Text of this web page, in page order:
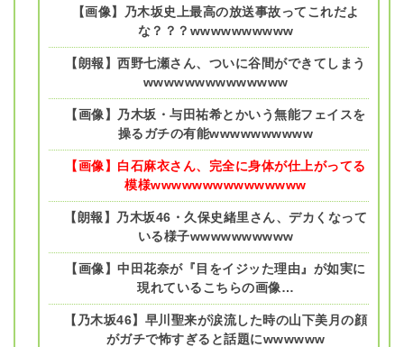
【画像】乃木坂史上最高の放送事故ってこれだよ
な？？？wwwwwwwwww
【朗報】西野七瀬さん、ついに谷間ができてしまう
wwwwwwwwwwwwww
【画像】乃木坂・与田祐希とかいう無能フェイスを
操るガチの有能wwwwwwwwww
【画像】白石麻衣さん、完全に身体が仕上がってる
模様wwwwwwwwwwwwwww
【朗報】乃木坂46・久保史緒里さん、デカくなって
いる様子wwwwwwwwww
【画像】中田花奈が『目をイジッた理由』が如実に
現れているこちらの画像…
【乃木坂46】早川聖来が涙流した時の山下美月の顔
がガチで怖すぎると話題にwwwwww